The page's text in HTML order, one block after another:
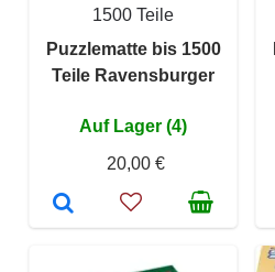
1500 Teile
Puzzlematte bis 1500
Teile Ravensburger
Auf Lager (4)
20,00 €